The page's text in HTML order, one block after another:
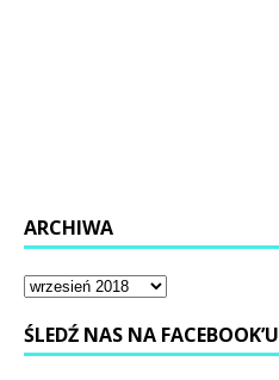
ARCHIWA
ŚLEDŹ NAS NA FACEBOOK’U